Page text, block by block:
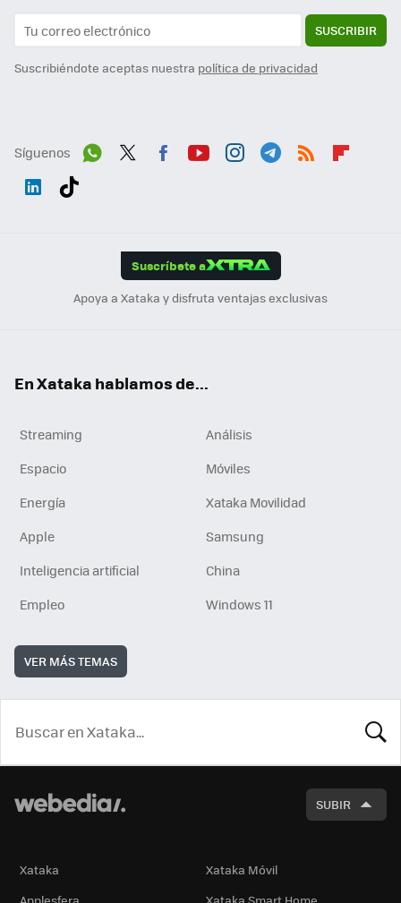
SUSCRIBIR
Suscribiéndote aceptas nuestra política de privacidad
Síguenos
Suscríbete a
Apoya a Xataka y disfruta ventajas exclusivas
En Xataka hablamos de...
Streaming
Análisis
Espacio
Móviles
Energía
Xataka Movilidad
Apple
Samsung
Inteligencia artificial
China
Empleo
Windows 11
VER MÁS TEMAS
SUBIR
Xataka
Xataka Móvil
Applesfera
Xataka Smart Home